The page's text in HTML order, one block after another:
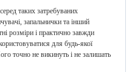
таких затребуваних
запальнички та інший
розміри і практично завжди
для будь-якої
точно не викинуть і не залишать